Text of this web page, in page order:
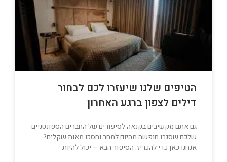
הטיפים שלנו שיעזרו לכם לבחור
דילים לצפון ברגע האחרון
גם אתם מקשיבים בקנאה לסיפורים של החברים הספונטניים
שלכם שסגרו חופשה מהיום למחר וחסכו מאות שקלים?
אנחנו כאן כדי להכריז: הסיפור הבא – יכול להיות